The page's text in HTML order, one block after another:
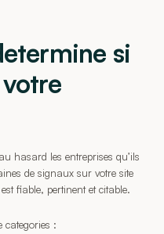
si
hasard les entreprises qu’ils
de signaux sur votre site
fiable, pertinent et citable.
categories :